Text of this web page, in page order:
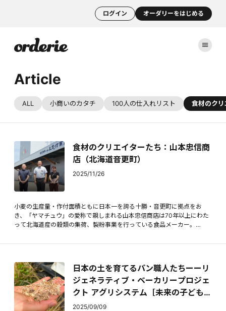
ログイン オーダリーをはじめる
Article
ALL 小商いのカタチ 100人の仕入れリスト 食材のク
食材のクリエイターたち：山本忠信商
店（北海道音更町）
2025/11/26
小麦の生産量・作付面積ともに日本一を誇る十勝・音更町に拠点をお
き、「ヤマチュウ」の愛称で親しまれる山本忠信商店は70年以上にわた
って北海道産の穀類の集荷、製粉事業を行っている食品メーカー。
や豆の生産者たちと二人三脚で農業に携わる山本忠信商店（以後ヤマチ
を毎年実施している。現在全国のパン職人からも支持される「キタノカ
オリ」などの道産小麦はどのようにつくられて、広まってきたのだろう
か。道産小麦がここまで注目されるようになった背景には、つくり手た
ちのどんな物語があるのだろうか。ヤマチュウとともに生産者のもとを
訪ねて話を訊いた。
日本の土を育てるパン職人たちーーリ
ジェネラティブ・ベーカリープロジェ
クト アグリシステム［未来の子どもた
ちのために］Vol.３
2025/09/09